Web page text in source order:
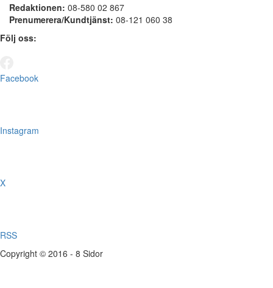
Redaktionen: 08-580 02 867
Prenumerera/Kundtjänst: 08-121 060 38
Följ oss:
Facebook
Instagram
X
RSS
Copyright © 2016 - 8 Sidor